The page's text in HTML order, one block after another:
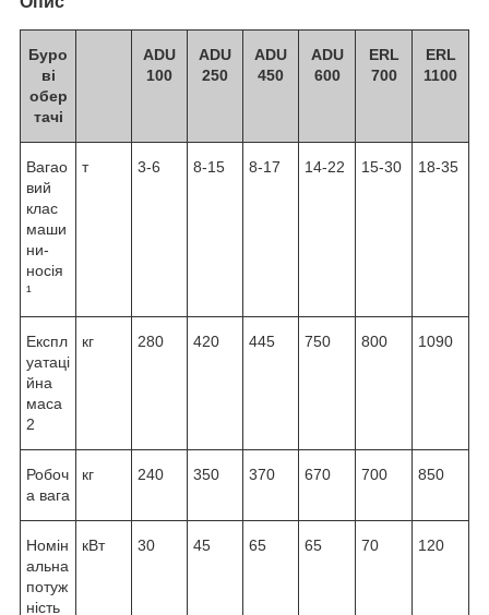
Буро
ві
обер
тачі
ADU
100
ADU
250
ADU
450
ADU
600
ERL
700
ERL
1100
Вагао
вий
клас
маши
ни-
носія
¹
т 3-6 8-15 8-17 14-22 15-30 18-35
Експл
уатаці
йна
маса
2
кг 280 420 445 750 800 1090
Робоч
а вага
кг 240 350 370 670 700 850
Номін
альна
потуж
ність
кВт 30 45 65 65 70 120